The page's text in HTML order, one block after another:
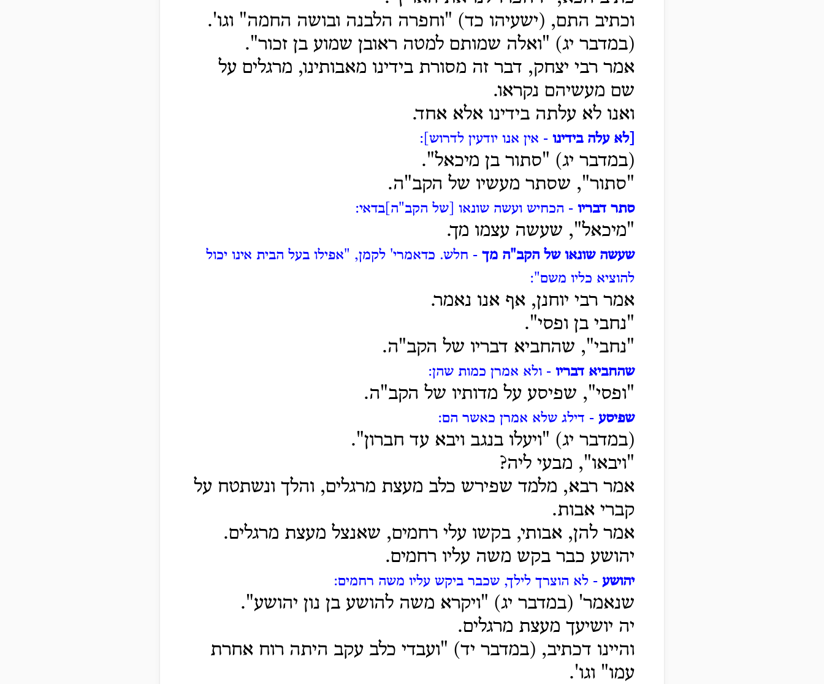
וכתיב התם, (ישעיהו כד) "וחפרה הלבנה ובושה החמה" וגו'.
(במדבר יג) "ואלה שמותם למטה ראובן שמוע בן זכור".
אמר רבי יצחק, דבר זה מסורת בידינו מאבותינו, מרגלים על
שם מעשיהם נקראו.
ואנו לא עלתה בידינו אלא אחד.
[לא עלה בידינו - אין אנו יודעין לדרוש]:
(במדבר יג) "סתור בן מיכאל".
"סתור", שסתר מעשיו של הקב"ה.
סתר דבריו - הכחיש ועשה שונאו [של הקב"ה]בדאי:
"מיכאל", שעשה עצמו מך.
שעשה שונאו של הקב"ה מך - חלש. כדאמרי' לקמן, "אפילו בעל הבית אינו יכול
להוציא כליו משם":
אמר רבי יוחנן, אף אנו נאמר.
"נחבי בן ופסי".
"נחבי", שהחביא דבריו של הקב"ה.
שהחביא דבריו - ולא אמרן כמות שהן:
"ופסי", שפיסע על מדותיו של הקב"ה.
שפיסע - דילג שלא אמרן כאשר הם:
(במדבר יג) "ויעלו בנגב ויבא עד חברון".
"ויבאו", מבעי ליה?
אמר רבא, מלמד שפירש כלב מעצת מרגלים, והלך ונשתטח על
קברי אבות.
אמר להן, אבותי, בקשו עלי רחמים, שאנצל מעצת מרגלים.
יהושע כבר בקש משה עליו רחמים.
יהושע - לא הוצרך לילך, שכבר ביקש עליו משה רחמים:
שנאמר' (במדבר יג) "ויקרא משה להושע בן נון יהושע".
יה יושיעך מעצת מרגלים.
והיינו דכתיב, (במדבר יד) "ועבדי כלב עקב היתה רוח אחרת
עמו" וגו'.